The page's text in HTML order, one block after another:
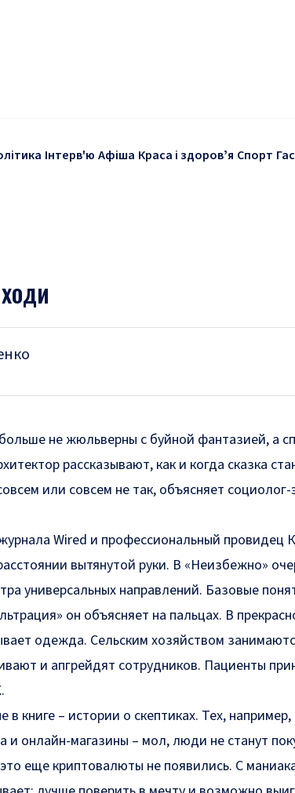
Інтерв'ю Афіша Краса і здоровʼя Спорт
не жюльверны с буйной фантазией, а
рассказывают, как и когда сказка
или совсем не так, объясняет
Wired и профессиональный провидец
вытянутой руки. В «Неизбежно»
универсальных направлений. Базовые
он объясняет на пальцах. В
одежда. Сельским хозяйством
и апгрейдят сотрудников. Пациенты
книге – истории о скептиках. Тех,
онлайн-магазины – мол, люди не станут
еще криптовалюты не появились. С